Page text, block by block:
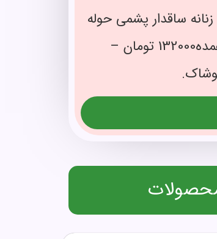
ساقدار پشمی حوله
ای خارجی کد 136369 با قیمت عمده132000 تومان –